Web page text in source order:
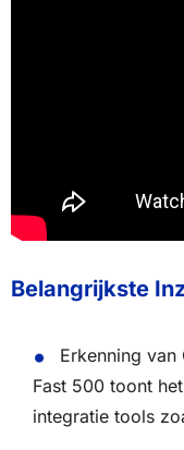
Belangrijkste
Erkenning
Fast 500 toont
integratie tools